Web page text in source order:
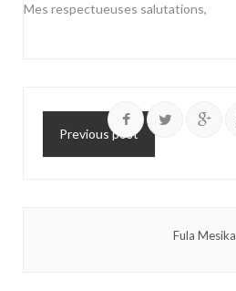
Mes respectueuses salutations,
Previous post
Fula Mesika